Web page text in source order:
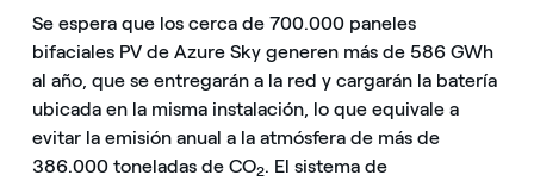
Se espera que los cerca de 700.000 paneles
bifaciales PV de Azure Sky generen más de 586 GWh
al año, que se entregarán a la red y cargarán la batería
ubicada en la misma instalación, lo que equivale a
evitar la emisión anual a la atmósfera de más de
386.000 toneladas de CO2. El sistema de